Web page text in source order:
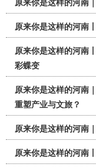
原来你是这样的河南
原来你是这样的河南
原来你是这样的河南
彩蝶变
原来你是这样的河南
重塑产业与文旅？
原来你是这样的河南
原来你是这样的河南